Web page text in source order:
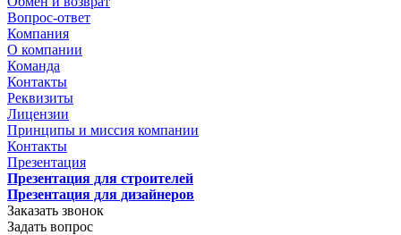
Вопрос-ответ
Компания
О компании
Команда
Контакты
Реквизиты
Лицензии
Принципы и миссия компании
Контакты
Презентация
Презентация для строителей
Презентация для дизайнеров
Заказать звонок
Задать вопрос